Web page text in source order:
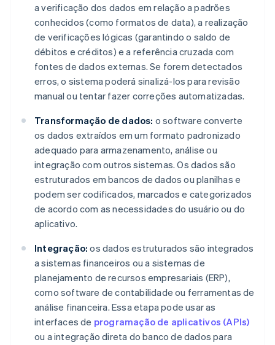
a verificação dos dados em relação a padrões
conhecidos (como formatos de data), a realização
de verificações lógicas (garantindo o saldo de
débitos e créditos) e a referência cruzada com
fontes de dados externas. Se forem detectados
erros, o sistema poderá sinalizá-los para revisão
manual ou tentar fazer correções automatizadas.
Transformação de dados: o software converte
os dados extraídos em um formato padronizado
adequado para armazenamento, análise ou
integração com outros sistemas. Os dados são
estruturados em bancos de dados ou planilhas e
podem ser codificados, marcados e categorizados
de acordo com as necessidades do usuário ou do
aplicativo.
Integração: os dados estruturados são integrados
a sistemas financeiros ou a sistemas de
planejamento de recursos empresariais (ERP),
como software de contabilidade ou ferramentas de
análise financeira. Essa etapa pode usar as
interfaces de programação de aplicativos (APIs)
ou a integração direta do banco de dados para